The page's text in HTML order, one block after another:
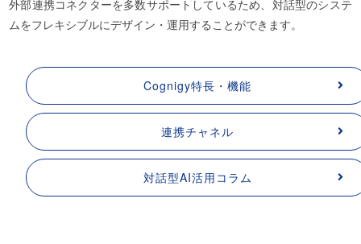
外部連携コネクターを多数サポートしているため、対話型のシステ
ムをフレキシブルにデザイン・運用することができます。
Cognigy特長・機能
連携チャネル
対話型AI活用コラム